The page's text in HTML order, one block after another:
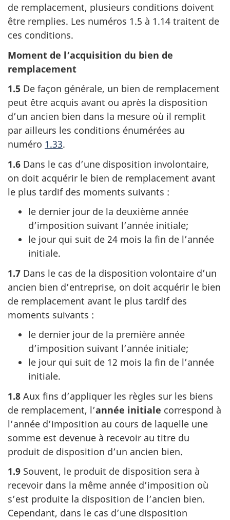
de remplacement, plusieurs conditions doivent
être remplies. Les numéros 1.5 à 1.14 traitent de
ces conditions.
Moment de l’acquisition du bien de
remplacement
1.5 De façon générale, un bien de remplacement
peut être acquis avant ou après la disposition
d’un ancien bien dans la mesure où il remplit
par ailleurs les conditions énumérées au
numéro 1.33.
1.6 Dans le cas d’une disposition involontaire,
on doit acquérir le bien de remplacement avant
le plus tardif des moments suivants :
le dernier jour de la deuxième année
d’imposition suivant l’année initiale;
le jour qui suit de 24 mois la fin de l’année
initiale.
1.7 Dans le cas de la disposition volontaire d’un
ancien bien d’entreprise, on doit acquérir le bien
de remplacement avant le plus tardif des
moments suivants :
le dernier jour de la première année
d’imposition suivant l’année initiale;
le jour qui suit de 12 mois la fin de l’année
initiale.
1.8 Aux fins d’appliquer les règles sur les biens
de remplacement, l’année initiale correspond à
l’année d’imposition au cours de laquelle une
somme est devenue à recevoir au titre du
produit de disposition d’un ancien bien.
1.9 Souvent, le produit de disposition sera à
recevoir dans la même année d’imposition où
s’est produite la disposition de l’ancien bien.
Cependant, dans le cas d’une disposition